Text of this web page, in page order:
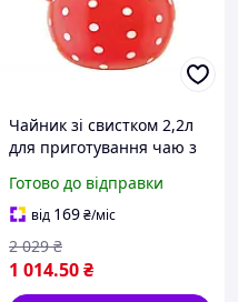
Чайник зі свистком 2,2л
для приготування чаю з
червоний ТМ INTEROS
Готово до відправки
від 169₴/міс
1 014.50₴
2 029 ₴